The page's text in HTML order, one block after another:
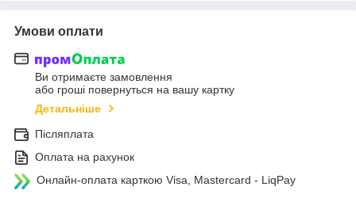
Умови оплати
Ви отримаєте замовлення
або гроші повернуться на вашу картку
Детальніше
Післяплата
Оплата на рахунок
Онлайн-оплата карткою Visa, Mastercard - LiqPay